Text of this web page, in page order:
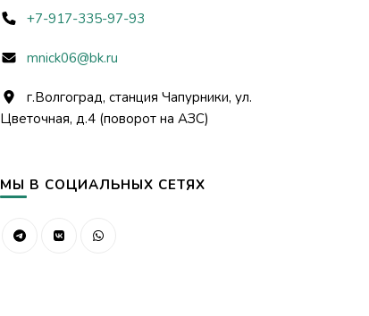
+7-917-335-97-93
mnick06@bk.ru
г.Волгоград, станция Чапурники, ул.
Цветочная, д.4 (поворот на АЗС)
МЫ В СОЦИАЛЬНЫХ СЕТЯХ